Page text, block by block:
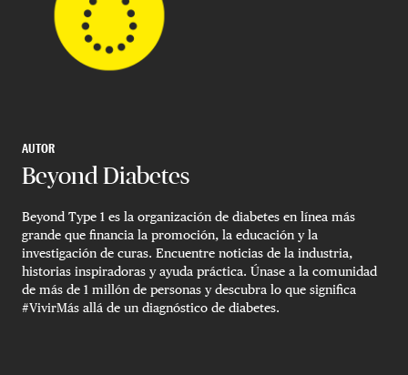
AUTOR
Beyond Diabetes
Beyond Type 1 es la organización de diabetes en línea más
grande que financia la promoción, la educación y la
investigación de curas. Encuentre noticias de la industria,
historias inspiradoras y ayuda práctica. Únase a la comunidad
de más de 1 millón de personas y descubra lo que significa
#VivirMás allá de un diagnóstico de diabetes.